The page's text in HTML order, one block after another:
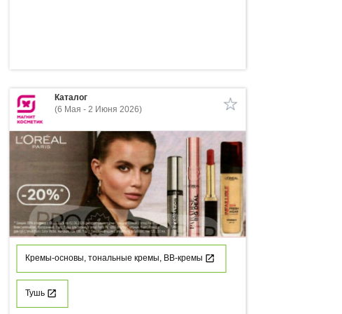
Каталог
(6 Мая - 2 Июня 2026)
Кремы-основы, тональные кремы, ВВ-кремы
Тушь